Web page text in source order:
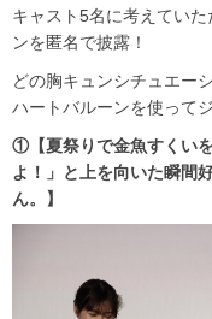
キャスト5名に考えてい
ンを匿名で披露！
どの胸キュンシチュエー
ハートバルーンを使って
①【夏祭りで金魚すくい
よ！」と上を向いた瞬間
ん。】